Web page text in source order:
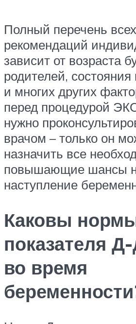
Полный перечень всех
рекомендаций
зависит от возраста
родителей, состояния
и многих других
перед процедурой
нужно
врачом – только он
назначить все
повышающие шансы
наступление
Каковы
показателя
во время